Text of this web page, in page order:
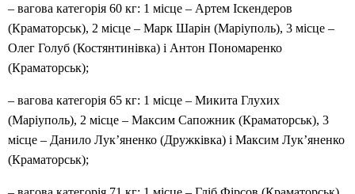
– вагова категорія 60 кг: 1 місце – Артем Іскендеров
(Краматорськ), 2 місце – Марк Шарін (Маріуполь), 3 місце –
Олег Голуб (Костянтинівка) і Антон Пономаренко
(Краматорськ);
– вагова категорія 65 кг: 1 місце – Микита Глухих
(Маріуполь), 2 місце – Максим Сапожник (Краматорськ), 3
місце – Данило Лук’яненко (Дружківка) і Максим Лук’яненко
(Краматорськ);